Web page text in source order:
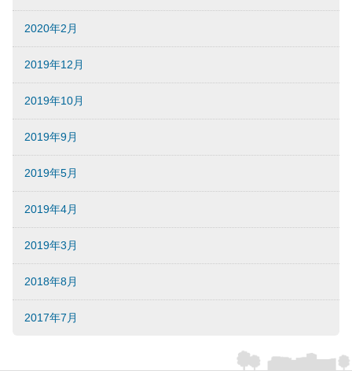
2020年2月
2019年12月
2019年10月
2019年9月
2019年5月
2019年4月
2019年3月
2018年8月
2017年7月